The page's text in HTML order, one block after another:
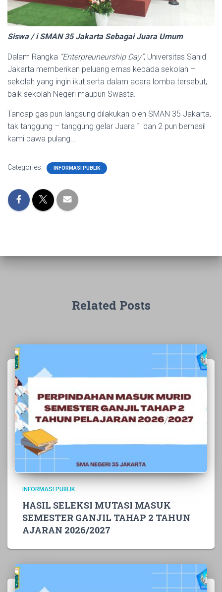
Siswa / i SMAN 35 Jakarta Sebagai Juara Umum
Dalam Rangka “Enterpreuneurship Day”, Universitas Sahid
Jakarta memberikan peluang emas kepada sekolah –
sekolah yang ingin ikut serta dalam acara lomba tersebut,
baik sekolah Negeri maupun Swasta.
Tancap gas pun langsung dilakukan oleh SMAN 35 Jakarta,
tak tanggung – tanggung gelar Juara 1 dan 2 pun berhasil
kami bawa pulang…
Categories: INFORMASI PUBLIK
Related Posts
INFORMASI PUBLIK
HASIL SELEKSI MUTASI MASUK
SEMESTER GANJIL TAHAP 2 TAHUN
AJARAN 2026/2027